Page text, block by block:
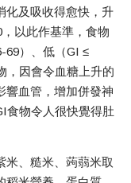
化及吸收得愈快，升
以此作基準，食物
69）、低（GI ≤
，因會令血糖上升的
響血管，增加併發神
食物令人很快覺得肚
米、糙米、蒟蒻米取